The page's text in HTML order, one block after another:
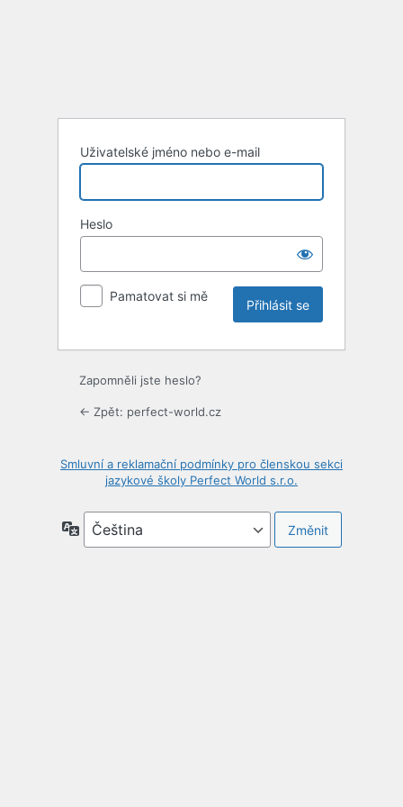
Uživatelské jméno nebo e-mail
Heslo
Pamatovat si mě
Zapomněli jste heslo?
← Zpět: perfect-world.cz
Smluvní a reklamační podmínky pro členskou sekci
jazykové školy Perfect World s.r.o.
Jazyky